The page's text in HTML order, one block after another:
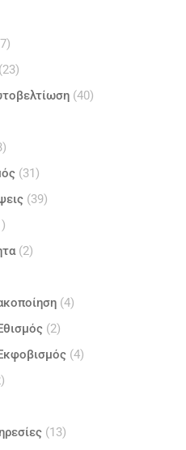
(23)
(40)
(31)
(39)
(2)
(4)
(2)
(4)
(13)